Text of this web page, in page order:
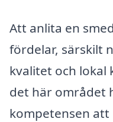
Att anlita en
fördelar, särskilt
kvalitet och lokal
det här området
kompetensen